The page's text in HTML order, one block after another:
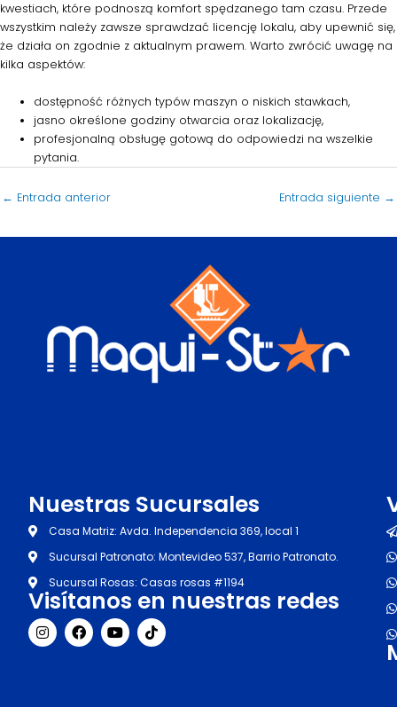
kwestiach, które podnoszą komfort spędzanego tam czasu. Przede
wszystkim należy zawsze sprawdzać licencję lokalu, aby upewnić się,
że działa on zgodnie z aktualnym prawem. Warto zwrócić uwagę na
kilka aspektów:
dostępność różnych typów maszyn o niskich stawkach,
jasno określone godziny otwarcia oraz lokalizację,
profesjonalną obsługę gotową do odpowiedzi na wszelkie
pytania.
← Entrada anterior Entrada siguiente →
Nuestras Sucursales
Casa Matriz: Avda. Independencia 369, local 1
Sucursal Patronato: Montevideo 537, Barrio Patronato.
Sucursal Rosas: Casas rosas #1194
Visítanos en nuestras redes
I
n
s
F
a
c
Y
o
u
T
i
k